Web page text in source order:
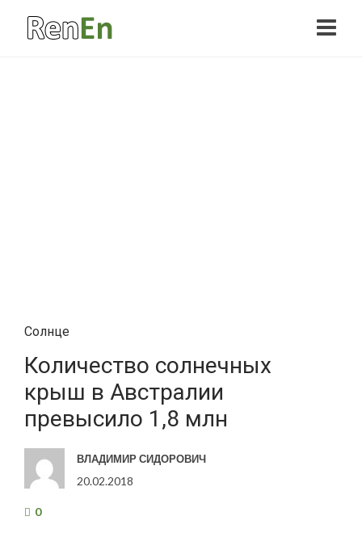
Солнце
Количество солнечных
крыш в Австралии
превысило 1,8 млн
ВЛАДИМИР СИДОРОВИЧ
20.02.2018
0